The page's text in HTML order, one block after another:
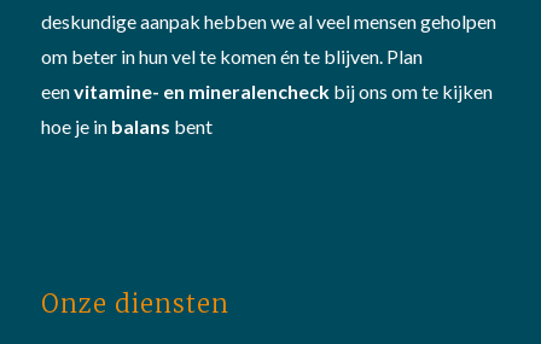
deskundige aanpak hebben we al veel mensen geholpen
om beter in hun vel te komen én te blijven. Plan
eenvitamine- en mineralencheckbij ons om te kijken
hoe je in balans bent
Onze diensten